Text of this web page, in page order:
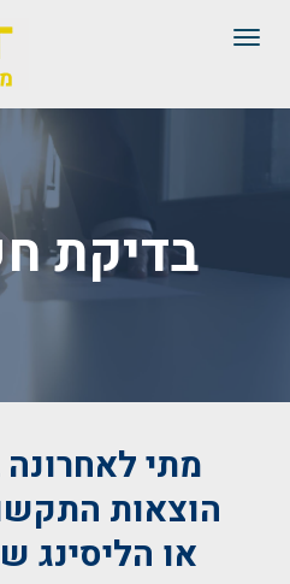
תפריט
בדיקת
מתי
הוצאות
או הליסינג